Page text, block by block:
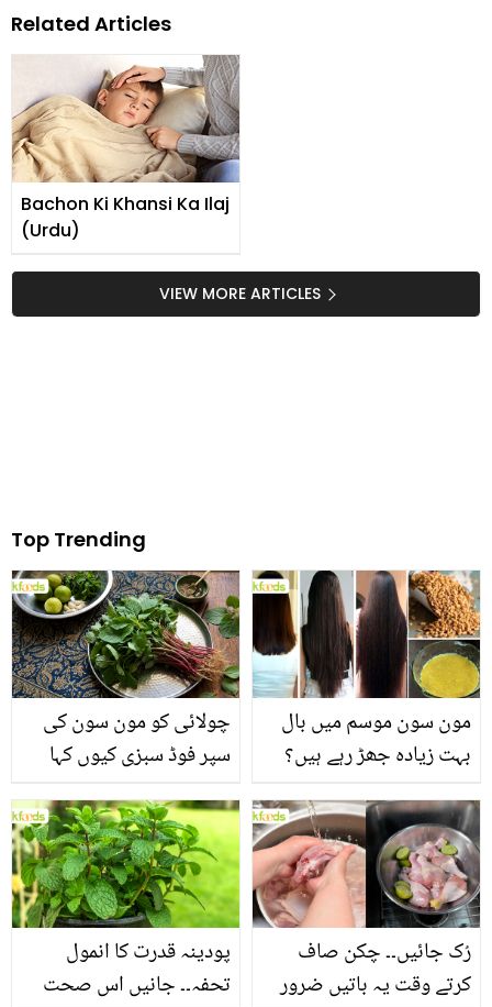
Related Articles
Bachon Ki Khansi Ka Ilaj
(Urdu)
VIEW MORE ARTICLES
Top Trending
چولائی کو مون سون کی
سپر فوڈ سبزی کیوں کہا
منرلز اور اینٹی آکسیڈنٹس
سے بھرپور اس سبزی کے
فائدے
مون سون موسم میں بال
بہت زیادہ جھڑ رہے ہیں؟
بنانے کے چند قدرتی طریقے
پودینہ قدرت کا انمول
تحفہ۔۔ جانیں اس صحت
رُک جائیں۔۔ چکن صاف
کرتے وقت یہ باتیں ضرور